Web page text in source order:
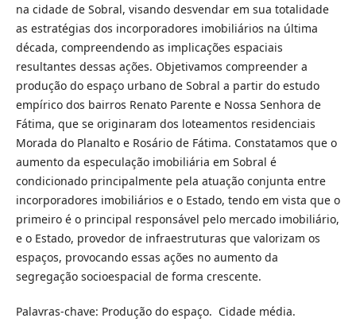
na cidade de Sobral, visando desvendar em sua totalidade
as estratégias dos incorporadores imobiliários na última
década, compreendendo as implicações espaciais
resultantes dessas ações. Objetivamos compreender a
produção do espaço urbano de Sobral a partir do estudo
empírico dos bairros Renato Parente e Nossa Senhora de
Fátima, que se originaram dos loteamentos residenciais
Morada do Planalto e Rosário de Fátima. Constatamos que o
aumento da especulação imobiliária em Sobral é
condicionado principalmente pela atuação conjunta entre
incorporadores imobiliários e o Estado, tendo em vista que o
primeiro é o principal responsável pelo mercado imobiliário,
e o Estado, provedor de infraestruturas que valorizam os
espaços, provocando essas ações no aumento da
segregação socioespacial de forma crescente.
Palavras-chave: Produção do espaço. Cidade média.